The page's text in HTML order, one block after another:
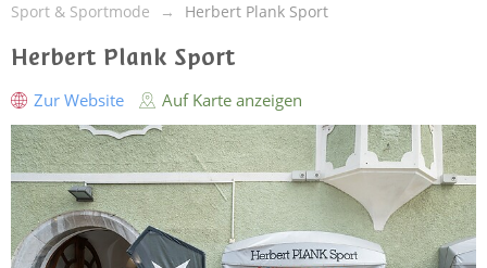
Sport & Sportmode
Herbert Plank Sport
Herbert Plank Sport
Zur Website Auf Karte anzeigen